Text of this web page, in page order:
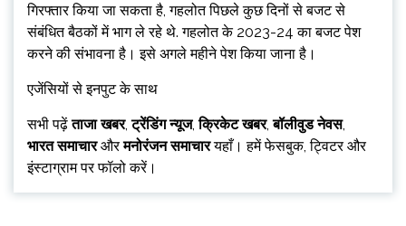
गिरफ्तार किया जा सकता है, गहलोत पिछले कुछ दिनों से बजट से
संबंधित बैठकों में भाग ले रहे थे. गहलोत के 2023-24 का बजट पेश
करने की संभावना है। इसे अगले महीने पेश किया जाना है।
एजेंसियों से इनपुट के साथ
सभी पढ़ेंताजा खबर,ट्रेंडिंग न्यूज,क्रिकेट खबर,बॉलीवुड नेवस,
भारत समाचारऔरमनोरंजन समाचारयहाँ। हमें फेसबुक, ट्विटर और
इंस्टाग्राम पर फॉलो करें।